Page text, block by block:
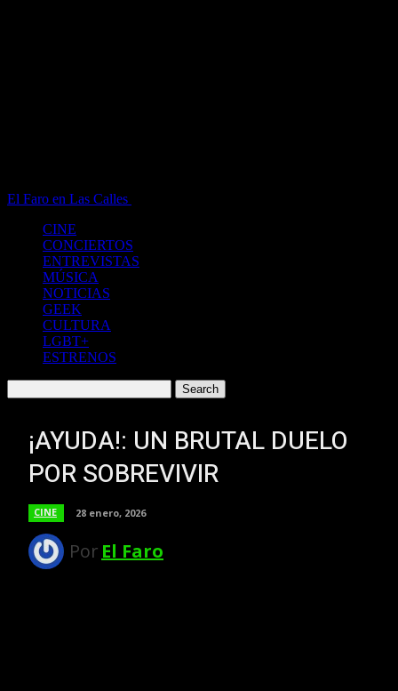
El Faro en Las Calles
CINE
CONCIERTOS
ENTREVISTAS
MÚSICA
NOTICIAS
GEEK
CULTURA
LGBT+
ESTRENOS
¡AYUDA!: UN BRUTAL DUELO
POR SOBREVIVIR
CINE 28 enero, 2026
Por El Faro